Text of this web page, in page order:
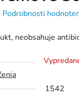
Podrobnosti
neobsahuje
1542